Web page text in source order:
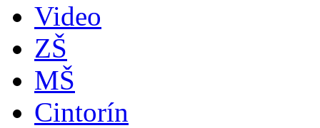
Video
ZŠ
MŠ
Cintorín